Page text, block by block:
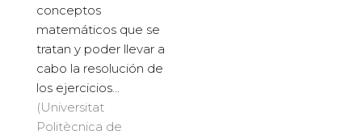
conceptos
matemáticos que se
tratan y poder llevar a
cabo la resolución de
los ejercicios...
(Universitat
Politècnica de